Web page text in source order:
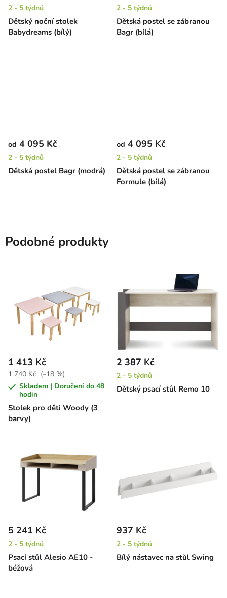
Dětský noční stolek
Babydreams (bílý)
2 - 5 týdnů
Dětská postel se zábranou
Bagr (bílá)
2 - 5 týdnů
Dětská postel Bagr (modrá)
od 4 095 Kč
2 - 5 týdnů
Dětská postel se zábranou
Formule (bílá)
od 4 095 Kč
2 - 5 týdnů
Podobné produkty
Stolek pro děti Woody (3
barvy)
1 413 Kč
1 740 Kč (–18 %)
Skladem | Doručení do 48
hodin
Dětský psací stůl Remo 10
2 387 Kč
2 - 5 týdnů
Psací stůl Alesio AE10 -
béžová
5 241 Kč
2 - 5 týdnů
Bílý nástavec na stůl Swing
937 Kč
2 - 5 týdnů